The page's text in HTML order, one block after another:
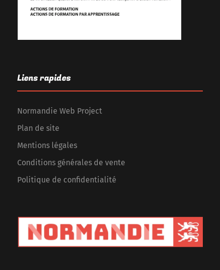
Liens rapides
Normandie Web Project
Plan de site
Mentions légales
Conditions générales de vente
Politique de confidentialité